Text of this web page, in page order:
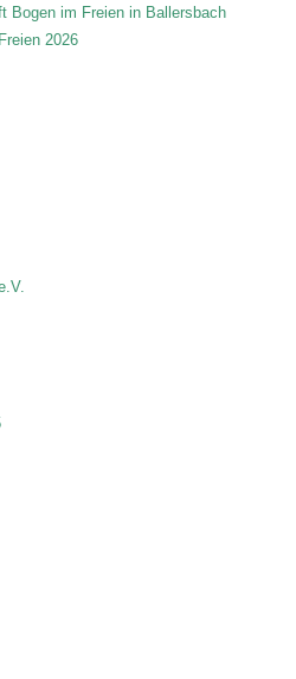
Bogen im Freien in Ballersbach
2026